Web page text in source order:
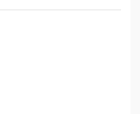
芯片等核心配件都是原
平台等在线测速仪都齐
士视觉控制器维修成